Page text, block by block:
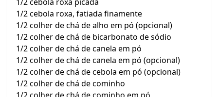
1/2 cebola roxa, fatiada finamente
1/2 colher de chá de alho em pó (opcional)
1/2 colher de chá de bicarbonato de sódio
1/2 colher de chá de canela em pó
1/2 colher de chá de canela em pó (opcional)
1/2 colher de chá de cebola em pó (opcional)
1/2 colher de chá de cominho